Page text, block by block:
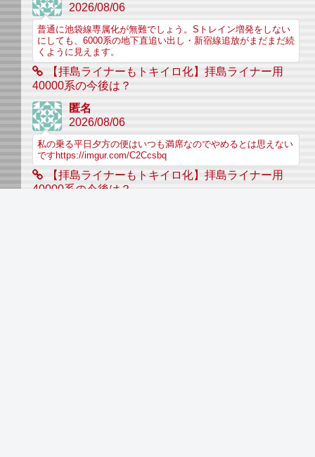
2026/08/06
普通に池袋線専属化が無難でしょう。Sトレイン増発をしない
にしても、6000系の地下直追い出し・新宿線追放がまだまだ続
くように見えます。
【拝島ライナーもトキイロ化】拝島ライナー用
40000系の今後は？
匿名
2026/08/06
私の乗る平日夕方の便はいつも満席なのでやめるとは思えない
ですhttps://imgur.com/C2Ccsbq
【拝島ライナーもトキイロ化】拝島ライナー用
40000系の今後は？